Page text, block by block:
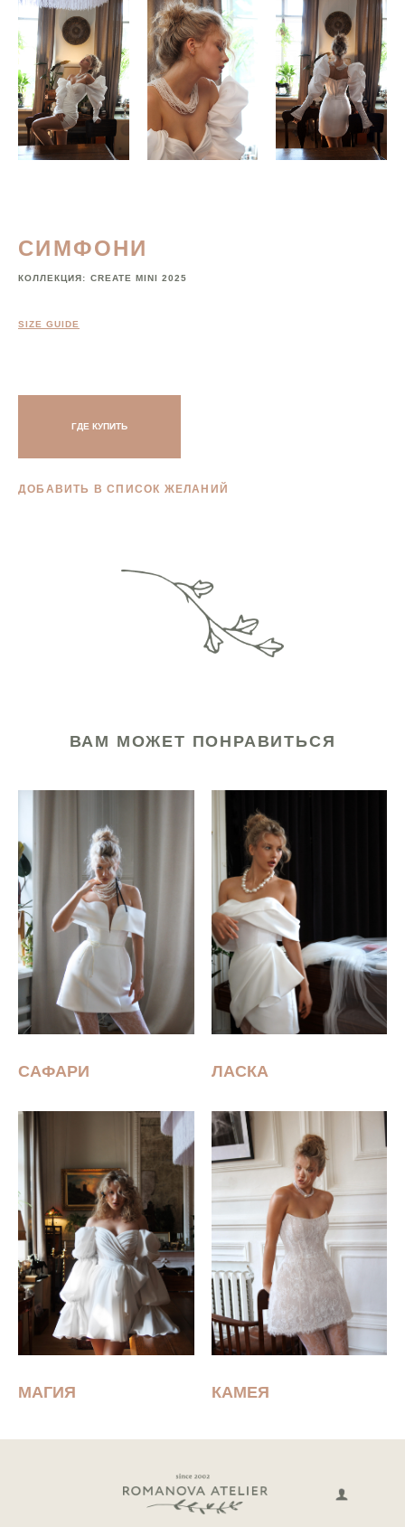
СИМФОНИ
КОЛЛЕКЦИЯ: CREATE MINI 2025
SIZE GUIDE
ГДЕ КУПИТЬ
ДОБАВИТЬ В СПИСОК ЖЕЛАНИЙ
ВАМ МОЖЕТ ПОНРАВИТЬСЯ
САФАРИ ЛАСКА
МАГИЯ КАМЕЯ